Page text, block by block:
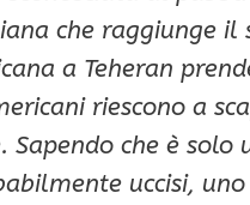
che raggiunge il
a Teheran
riescono a
Sapendo che è
uccisi,